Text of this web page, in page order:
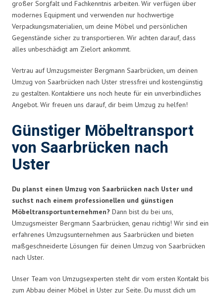
großer Sorgfalt und Fachkenntnis arbeiten. Wir verfügen über
modernes Equipment und verwenden nur hochwertige
Verpackungsmaterialien, um deine Möbel und persönlichen
Gegenstände sicher zu transportieren. Wir achten darauf, dass
alles unbeschädigt am Zielort ankommt.
Vertrau auf Umzugsmeister Bergmann Saarbrücken, um deinen
Umzug von Saarbrücken nach Uster stressfrei und kostengünstig
zu gestalten. Kontaktiere uns noch heute für ein unverbindliches
Angebot. Wir freuen uns darauf, dir beim Umzug zu helfen!
Günstiger Möbeltransport
von Saarbrücken nach
Uster
Du planst einen Umzug von Saarbrücken nach Uster und
suchst nach einem professionellen und günstigen
Möbeltransportunternehmen? Dann bist du bei uns,
Umzugsmeister Bergmann Saarbrücken, genau richtig! Wir sind ein
erfahrenes Umzugsunternehmen aus Saarbrücken und bieten
maßgeschneiderte Lösungen für deinen Umzug von Saarbrücken
nach Uster.
Unser Team von Umzugsexperten steht dir vom ersten Kontakt bis
zum Abbau deiner Möbel in Uster zur Seite. Du musst dich um